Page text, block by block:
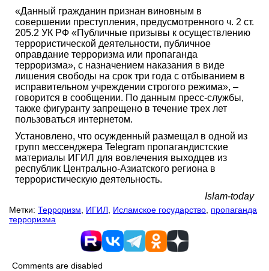
«Данный гражданин признан виновным в
совершении преступления, предусмотренного ч. 2 ст.
205.2 УК РФ «Публичные призывы к осуществлению
террористической деятельности, публичное
оправдание терроризма или пропаганда
терроризма», с назначением наказания в виде
лишения свободы на срок три года с отбыванием в
исправительном учреждении строгого режима», –
говорится в сообщении. По данным пресс-службы,
также фигуранту запрещено в течение трех лет
пользоваться интернетом.
Установлено, что осужденный размещал в одной из
групп мессенджера Telegram пропагандистские
материалы ИГИЛ для вовлечения выходцев из
республик Центрально-Азиатского региона в
террористическую деятельность.
Islam-today
Метки: Терроризм ИГИЛ Исламское государство пропаганда
терроризма
Comments are disabled